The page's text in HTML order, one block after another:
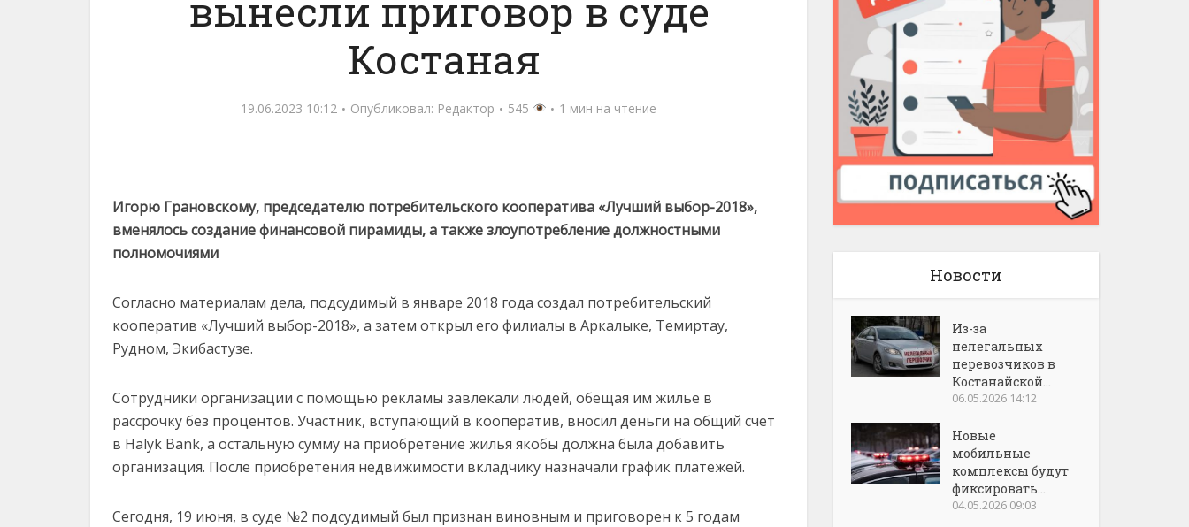
вынесли приговор в суде
Костаная
19.06.2023 10:12 Опубликовал: Редактор 545 1 мин на чтение
Игорю Грановскому, председателю потребительского кооператива «Лучший выбор-2018»,
вменялось создание финансовой пирамиды, а также злоупотребление должностными
полномочиями
Согласно материалам дела, подсудимый в январе 2018 года создал потребительский
кооператив «Лучший выбор-2018», а затем открыл его филиалы в Аркалыке, Темиртау,
Рудном, Экибастузе.
Сотрудники организации с помощью рекламы завлекали людей, обещая им жилье в
рассрочку без процентов. Участник, вступающий в кооператив, вносил деньги на общий счет
в Halyk Bank, а остальную сумму на приобретение жилья якобы должна была добавить
организация. После приобретения недвижимости вкладчику назначали график платежей.
Сегодня, 19 июня, в суде №2 подсудимый был признан виновным и приговорен к 5 годам
Новости
Из-за
нелегальных
перевозчиков в
Костанайской...
06.05.2026 14:12
Новые
мобильные
комплексы будут
фиксировать...
04.05.2026 09:03